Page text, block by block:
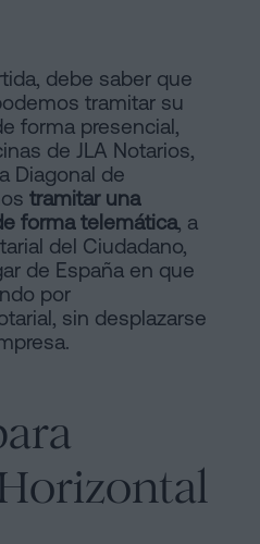
debe saber que
tramitar su
forma presencial,
de JLA Notarios,
Diagonal de
tramitar una
forma telemática, a
del Ciudadano,
de España en que
por
sin desplazarse